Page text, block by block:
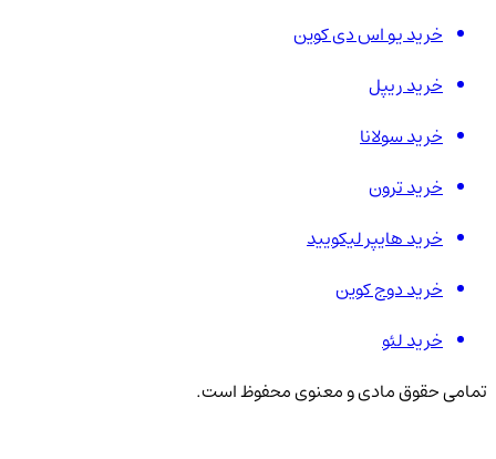
خرید یو اس دی کوین
خرید ریپل
خرید سولانا
خرید ترون
خرید هایپر لیکویید
خرید دوج کوین
خرید لئو
تمامی حقوق مادی و معنوی محفوظ است.